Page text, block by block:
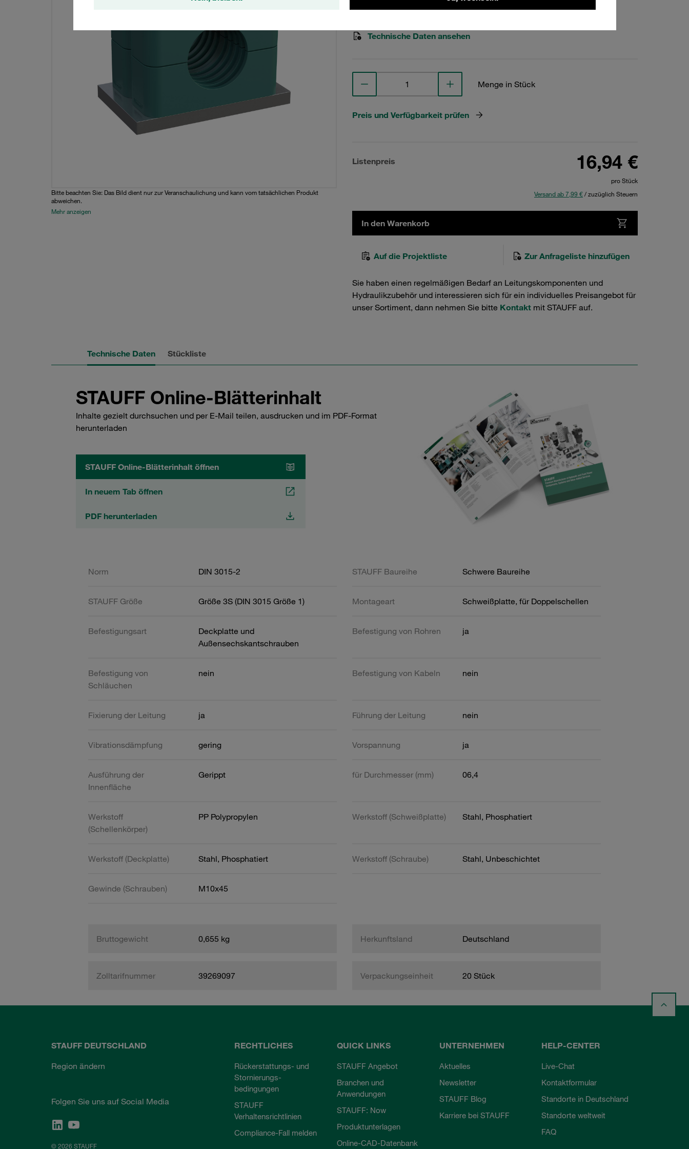
Bitte beachten Sie: Das Bild dient nur zur Veranschaulichung und kann vom tatsächlichen Produkt
abweichen.
Mehr anzeigen
STAUFF Materialnr. 1110003293
Technische Daten ansehen
Menge in Stück
Preis und Verfügbarkeit prüfen
Listenpreis 16,94 €
pro Stück
Versand ab 7,99 €/ zuzüglich Steuern
In den Warenkorb
Auf die Projektliste Zur Anfrageliste hinzufügen
Sie haben einen regelmäßigen Bedarf an Leitungskomponenten und
Hydraulikzubehör und interessieren sich für ein individuelles Preisangebot für
unser Sortiment, dann nehmen Sie bitte Kontakt mit STAUFF auf.
Technische Daten Stückliste
STAUFF Online-Blätterinhalt
Inhalte gezielt durchsuchen und per E-Mail teilen, ausdrucken und im PDF-Format
herunterladen
STAUFF Online-Blätterinhalt öffnen
In neuem Tab öffnen
PDF herunterladen
Norm DIN 3015-2 STAUFF Baureihe Schwere Baureihe
STAUFF Größe Größe 3S (DIN 3015 Größe 1) Montageart Schweißplatte, für Doppelschellen
Befestigungsart
Deckplatte und
Außensechskantschrauben
Befestigung von Rohren ja
Befestigung von
Schläuchen
nein Befestigung von Kabeln nein
Fixierung der Leitung ja Führung der Leitung nein
Vibrationsdämpfung gering Vorspannung ja
Ausführung der
Innenfläche
Gerippt für Durchmesser (mm) 06,4
Werkstoff
(Schellenkörper)
PP Polypropylen Werkstoff (Schweißplatte) Stahl, Phosphatiert
Werkstoff (Deckplatte) Stahl, Phosphatiert Werkstoff (Schraube) Stahl, Unbeschichtet
Gewinde (Schrauben) M10x45
Bruttogewicht 0,655 kg Herkunftsland Deutschland
Zolltarifnummer 39269097 Verpackungseinheit 20 Stück
STAUFF DEUTSCHLAND
Region ändern
Folgen Sie uns auf Social Media
© 2026 STAUFF
RECHTLICHES
Rückerstattungs- und
Stornierungs-
bedingungen
STAUFF
Verhaltensrichtlinien
Compliance-Fall melden
QUICK LINKS
STAUFF Angebot
Branchen und
Anwendungen
STAUFF: Now
Produktunterlagen
Online-CAD-Datenbank
UNTERNEHMEN
Aktuelles
Newsletter
STAUFF Blog
Karriere bei STAUFF
HELP-CENTER
Live-Chat
Kontaktformular
Standorte in Deutschland
Standorte weltweit
FAQ